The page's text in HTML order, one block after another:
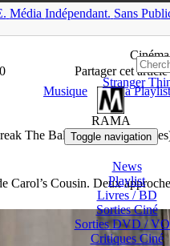
Média Indépendant. Sans Pub
Cinéma
Stranger
RAMA
Toggle navigation
News
Playlist
Livres / BD
Sorties Ciné
Sorties DVD /
CritiquesCiné
▲
Partager cet article
Musique
La Playlist
The Balance (Chloé
Carol’s Cousin. Deux